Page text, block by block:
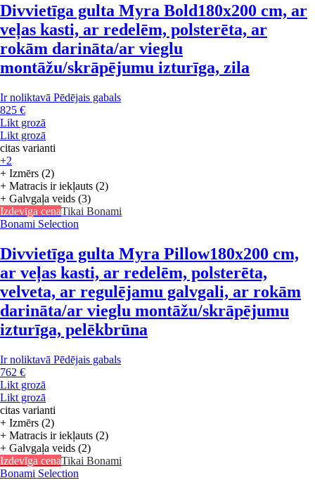
Divvietīga gulta Myra Bold180x200 cm, ar
veļas kasti, ar redelēm, polsterēta, ar
rokām darināta/ar vieglu
montāžu/skrāpējumu izturīga, zila
Ir noliktavā Pēdējais gabals
825 €
Likt grozā
Likt grozā
citas varianti
+2
+ Izmērs (2)
+ Matracis ir iekļauts (2)
+ Galvgaļa veids (3)
Izdevīga cenaTikai Bonami
Bonami Selection
Divvietīga gulta Myra Pillow180x200 cm,
ar veļas kasti, ar redelēm, polsterēta,
velveta, ar regulējamu galvgali, ar rokām
darināta/ar vieglu montāžu/skrāpējumu
izturīga, pelēkbrūna
Ir noliktavā Pēdējais gabals
762 €
Likt grozā
Likt grozā
citas varianti
+ Izmērs (2)
+ Matracis ir iekļauts (2)
+ Galvgaļa veids (2)
Izdevīga cenaTikai Bonami
Bonami Selection